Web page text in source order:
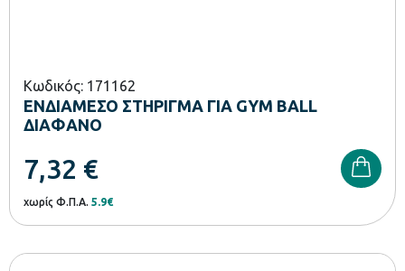
Κωδικός: 171162
ΕΝΔΙΑΜΕΣΟ ΣΤΗΡΙΓΜΑ ΓΙΑ GYM BALL
ΔΙΑΦΑΝΟ
7,32 €
χωρίς Φ.Π.Α. 5.9€